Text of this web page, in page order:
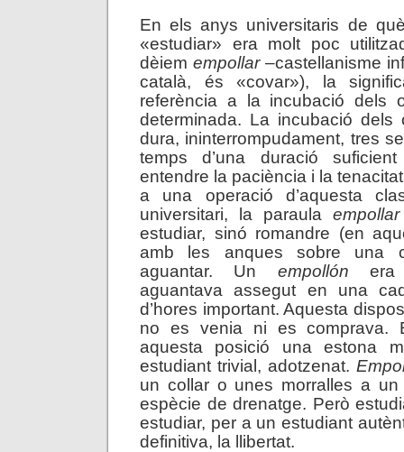
En els anys universitaris de
«estudiar» era molt poc
dèiem empollar–castellanisme
català, és «covar»), la
referència a la incubació dels
determinada. La incubació
dura, ininterrompudament, tres
temps d’una duració
entendre la paciència i la
a una operació d’aquesta
universitari, la paraula empollar
estudiar, sinó romandre (en
amb les anques sobre una
aguantar. Un empollón era
aguantava assegut en una
d’hores important. Aquesta
no es venia ni es comprava.
aquesta posició una estona
estudiant trivial, adotzenat.
un collar o unes morralles a
espècie de drenatge. Però
estudiar, per a un estudiant
definitiva, la llibertat.